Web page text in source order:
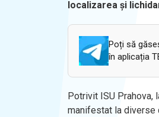
localizarea și
Poți să
în aplicația
Potrivit ISU
manifestat la diverse